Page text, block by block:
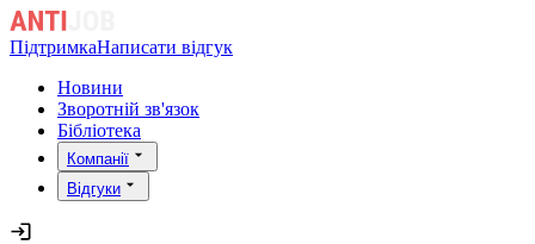
ПідтримкаНаписати відгук
Новини
Зворотній зв'язок
Бібліотека
Компанії
Відгуки